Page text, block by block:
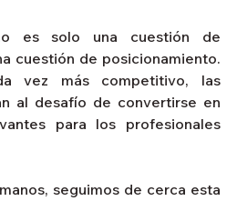
es solo una cuestión de
cuestión de posicionamiento.
vez más competitivo, las
al desafío de convertirse en
para los profesionales
seguimos de cerca esta